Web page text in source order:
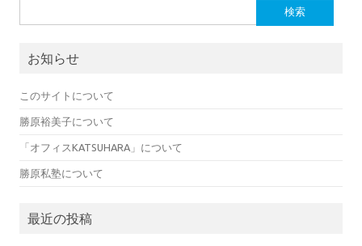
お知らせ
このサイトについて
勝原裕美子について
「オフィスKATSUHARA」について
勝原私塾について
最近の投稿